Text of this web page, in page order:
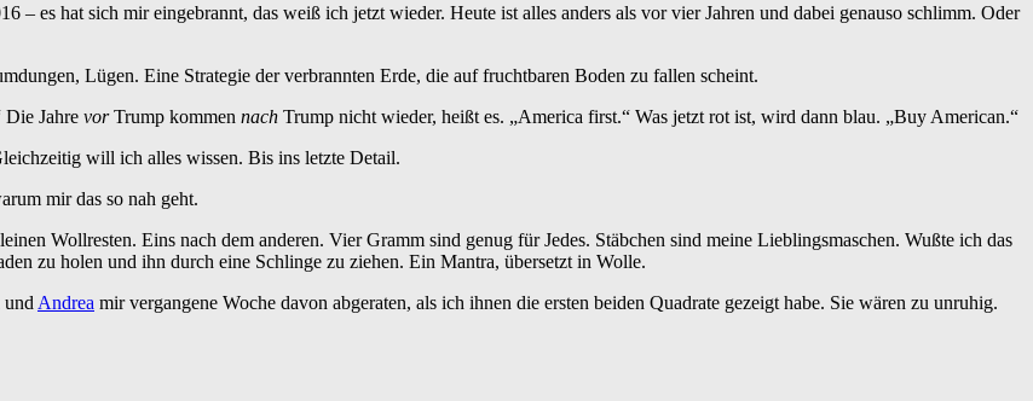
– es hat sich mir eingebrannt, das weiß ich jetzt wieder. Heute ist alles anders als vor vier Jahren und dabei genauso schlimm. Oder
Lügen. Eine Strategie der verbrannten Erde, die auf fruchtbaren Boden zu fallen scheint.
Die Jahre vorTrump kommen nach Trump nicht wieder, heißt es. „America first.“ Was jetzt rot ist, wird dann blau. „Buy American.“
will ich alles wissen. Bis ins letzte Detail.
mir das so nah geht.
Wollresten. Eins nach dem anderen. Vier Gramm sind genug für Jedes. Stäbchen sind meine Lieblingsmaschen. Wußte ich das
zu holen und ihn durch eine Schlinge zu ziehen. Ein Mantra, übersetzt in Wolle.
und Andrea mir vergangene Woche davon abgeraten, als ich ihnen die ersten beiden Quadrate gezeigt habe. Sie wären zu unruhig.